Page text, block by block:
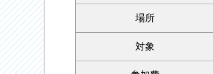
場所
対象